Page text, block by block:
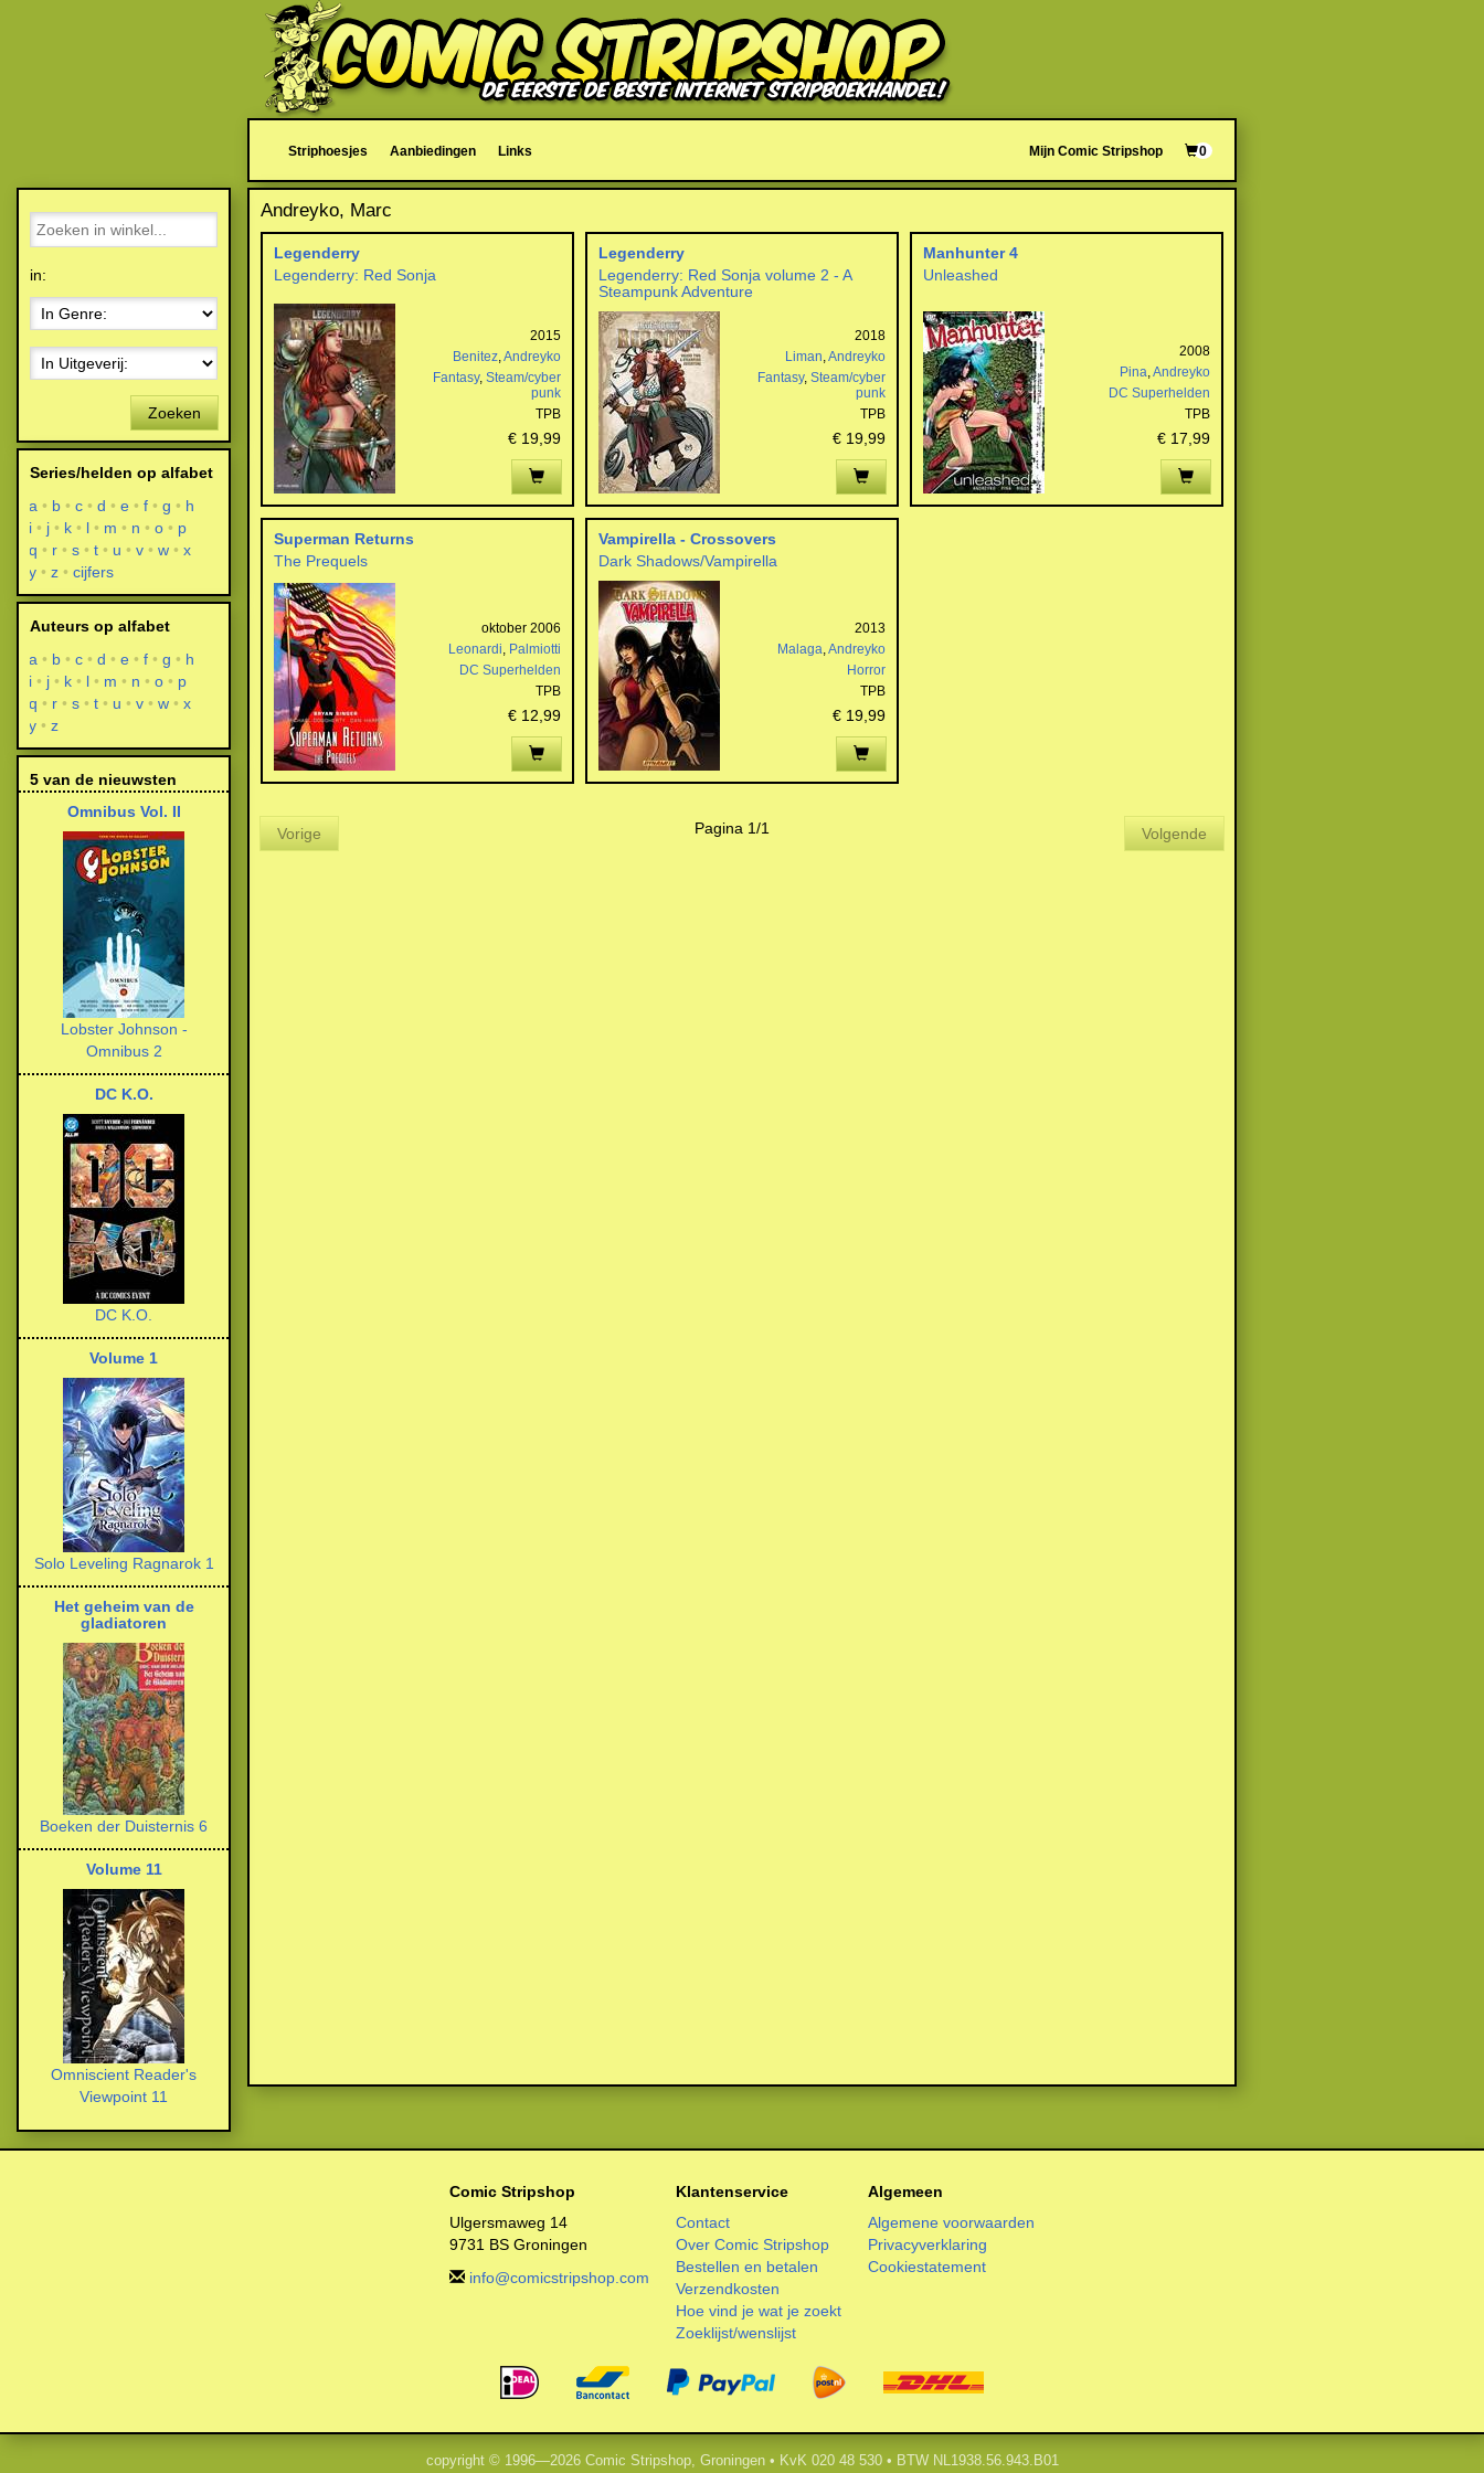
Striphoesjes Aanbiedingen Links Mijn Comic Stripshop 0
Andreyko, Marc
Legenderry
Legenderry: Red Sonja
2015
Benitez,Andreyko
Fantasy, Steam/cyber
punk
TPB
€ 19,99
Legenderry
Legenderry: Red Sonja volume 2 - A
Steampunk Adventure
2018
Liman,Andreyko
Fantasy, Steam/cyber
punk
TPB
€ 19,99
Manhunter 4
Unleashed
2008
Pina,Andreyko
DC Superhelden
TPB
€ 17,99
Superman Returns
The Prequels
oktober 2006
Leonardi, Palmiotti
DC Superhelden
TPB
€ 12,99
Vampirella - Crossovers
Dark Shadows/Vampirella
2013
Malaga,Andreyko
Horror
TPB
€ 19,99
Vorige Pagina 1/1 Volgende
in:
Zoeken
Series/helden op alfabet
a
b c d e f g
h
i
j k l m n o
p
q
r s t u v w
x
y
z cijfers
Auteurs op alfabet
a
b c d e f g
h
i
j k l m n o
p
q
r s t u v w
x
y
z
5 van de nieuwsten
Omnibus Vol. II
Lobster Johnson -
Omnibus 2
DC K.O.
DC K.O.
Volume 1
Solo Leveling Ragnarok 1
Het geheim van de
gladiatoren
Boeken der Duisternis 6
Volume 11
Omniscient Reader's
Viewpoint 11
Comic Stripshop
Ulgersmaweg 14
9731 BS Groningen
info@comicstripshop.com
Klantenservice
Contact
Over Comic Stripshop
Bestellen en betalen
Verzendkosten
Hoe vind je wat je zoekt
Zoeklijst/wenslijst
Algemeen
Algemene voorwaarden
Privacyverklaring
Cookiestatement
copyright © 1996—2026 Comic Stripshop, Groningen • KvK 020 48 530 • BTW NL1938.56.943.B01